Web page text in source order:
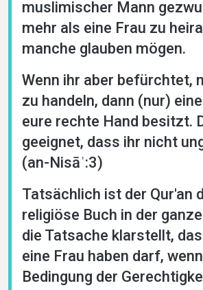
muslimischer Mann
mehr als eine Frau zu
manche glauben mögen.
Wenn ihr aber befürchtet,
zu handeln, dann (nur)
eure rechte Hand besitzt.
geeignet, dass ihr nicht
(an-Nisāʾ:3)
Tatsächlich ist der Qur'an
religiöse Buch in der
die Tatsache klarstellt,
eine Frau haben darf,
Bedingung der